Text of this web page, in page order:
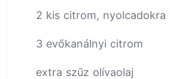
2 kis citrom, nyolcadokra
3 evőkanálnyi citrom
extra szűz olívaolaj